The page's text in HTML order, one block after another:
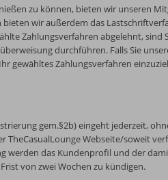
zu können, bieten wir unseren
wir außerdem das
Zahlungsverfahren abgelehnt,
durchführen. Falls Sie
gewähltes Zahlungsverfahren
gem.§2b) eingeht jederzeit,
TheCasualLounge Webseite/soweit
das Kundenprofil und der
von zwei Wochen zu kündigen.